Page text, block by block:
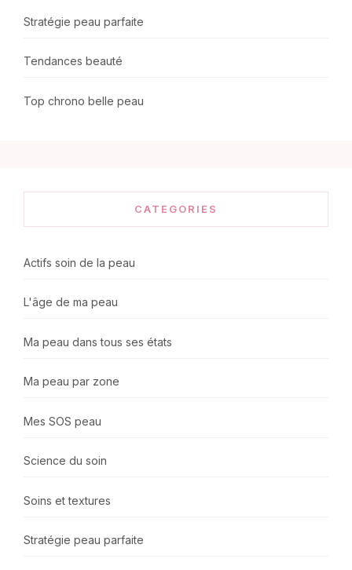
Stratégie peau parfaite
Tendances beauté
Top chrono belle peau
CATEGORIES
Actifs soin de la peau
L'âge de ma peau
Ma peau dans tous ses états
Ma peau par zone
Mes SOS peau
Science du soin
Soins et textures
Stratégie peau parfaite